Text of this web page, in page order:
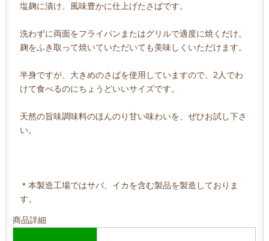
塩麹に漬け、風味豊かに仕上げたさばです。
洗わずに両面をフライパンまたはグリルで適度に焼くだけ。
麹をふき取って焼いていただいても美味しくいただけます。
半身ですが、大きめのさばを使用していますので、2人でわ
けて食べるのにちょうどいいサイズです。
天然の旨味調味料のほんのり甘い味わいを、ぜひお試し下さ
い。
＊本製造工場ではサバ、イカを含む製品を製造しておりま
す。
商品詳細